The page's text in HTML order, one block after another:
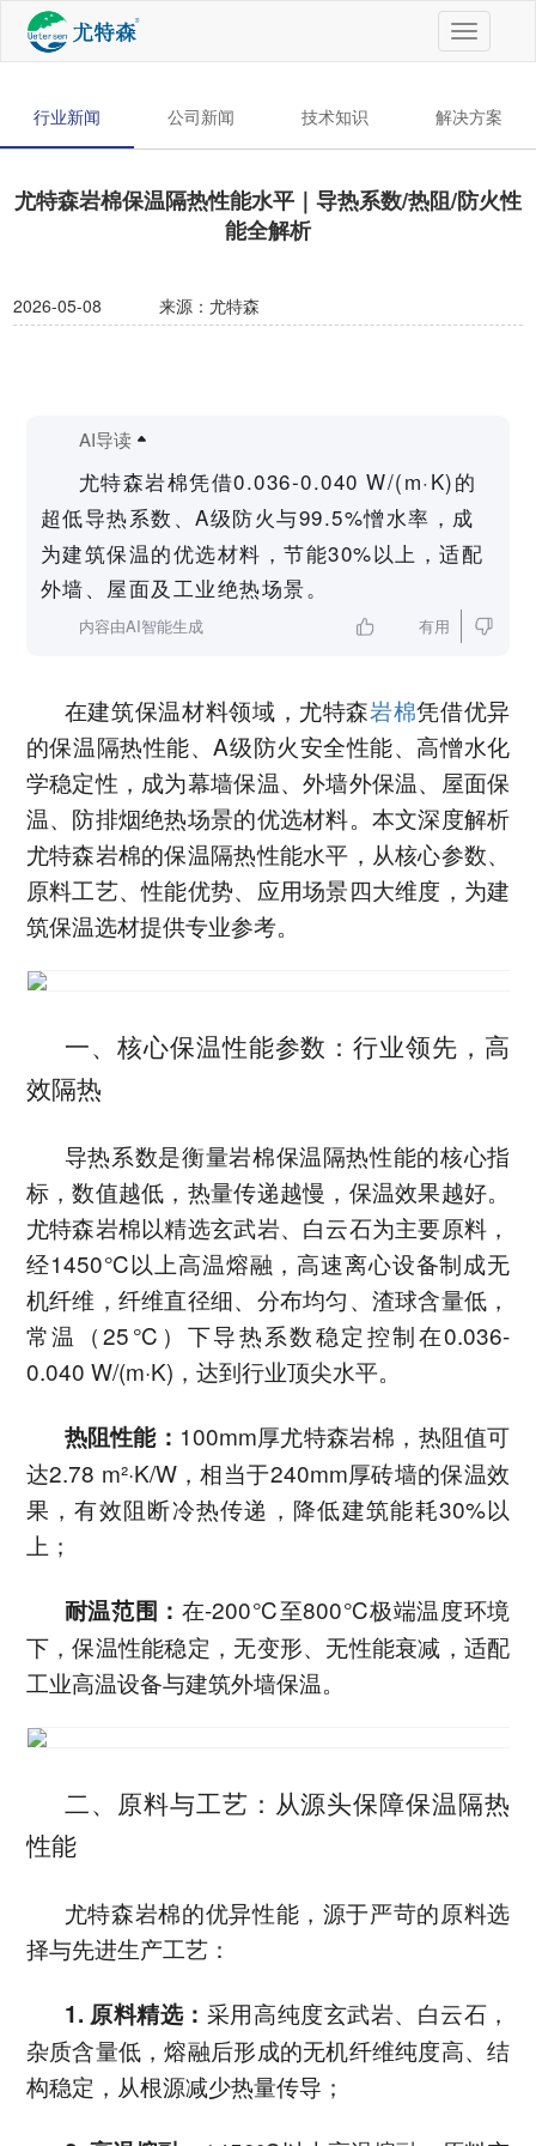
切
换
航
行业新闻 公司新闻 技术知识 解决方案
尤特森岩棉保温隔热性能水平｜导热系数/热阻/防火性
能全解析
2026-05-08 来源：尤特森
AI导读
尤特森岩棉凭借0.036-0.040 W/(m·K)的
超低导热系数、A级防火与99.5%憎水率，成
为建筑保温的优选材料，节能30%以上，适配
外墙、屋面及工业绝热场景。
内容由AI智能生成 有用
在建筑保温材料领域，尤特森岩棉凭借优异
的保温隔热性能、A级防火安全性能、高憎水化
学稳定性，成为幕墙保温、外墙外保温、屋面保
温、防排烟绝热场景的优选材料。本文深度解析
尤特森岩棉的保温隔热性能水平，从核心参数、
原料工艺、性能优势、应用场景四大维度，为建
筑保温选材提供专业参考。
一、核心保温性能参数：行业领先，高
效隔热
导热系数是衡量岩棉保温隔热性能的核心指
标，数值越低，热量传递越慢，保温效果越好。
尤特森岩棉以精选玄武岩、白云石为主要原料，
经1450℃以上高温熔融，高速离心设备制成无
机纤维，纤维直径细、分布均匀、渣球含量低，
常温（25℃）下导热系数稳定控制在0.036-
0.040 W/(m·K)，达到行业顶尖水平。
热阻性能： 100mm厚尤特森岩棉，热阻值可
达2.78 m²·K/W，相当于240mm厚砖墙的保温效
果，有效阻断冷热传递，降低建筑能耗30%以
上；
耐温范围： 在-200℃至800℃极端温度环境
下，保温性能稳定，无变形、无性能衰减，适配
工业高温设备与建筑外墙保温。
二、原料与工艺：从源头保障保温隔热
性能
尤特森岩棉的优异性能，源于严苛的原料选
择与先进生产工艺：
1. 原料精选： 采用高纯度玄武岩、白云石，
杂质含量低，熔融后形成的无机纤维纯度高、结
构稳定，从根源减少热量传导；